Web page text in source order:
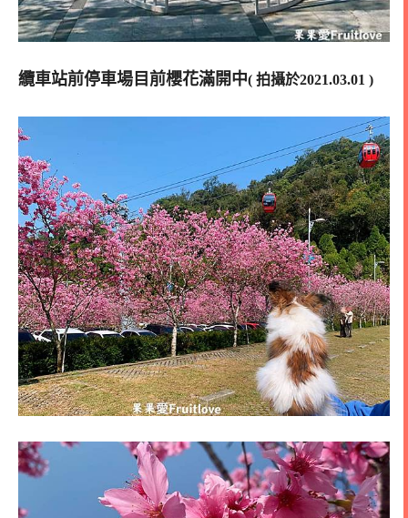
纜車站前停車場目前櫻花滿開中( 拍攝於2021.03.01 )